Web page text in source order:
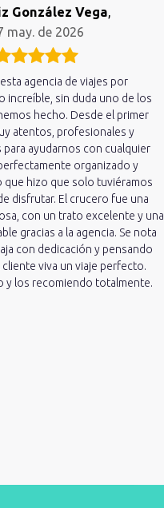
González Vega
may. de 2026
agencia de viajes por
increíble, sin duda uno de los
hecho. Desde el primer
atentos, profesionales y
ayudarnos con cualquier
organizado y
que hizo que solo tuviéramos
disfrutar. El crucero fue una
con un trato excelente y una
gracias a la agencia. Se nota
con dedicación y pensando
viva un viaje perfecto.
y los recomiendo totalmente.